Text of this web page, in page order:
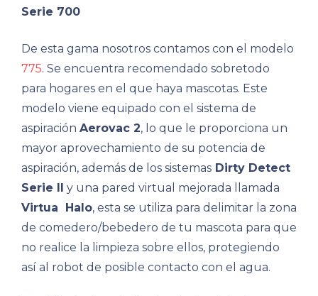
Serie 700
De esta gama nosotros contamos con el modelo
775. Se encuentra recomendado sobretodo
para hogares en el que haya mascotas. Este
modelo viene equipado con el sistema de
aspiración Aerovac 2, lo que le proporciona un
mayor aprovechamiento de su potencia de
aspiración, además de los sistemas Dirty Detect
Serie II y una pared virtual mejorada llamada
Virtua Halo, esta se utiliza para delimitar la zona
de comedero/bebedero de tu mascota para que
no realice la limpieza sobre ellos, protegiendo
así al robot de posible contacto con el agua.